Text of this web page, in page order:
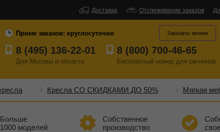
Доставка Отслеживание заказов
Прием заказов: круглосуточно
8 (495) 136-22-01
Для Москвы и области
8 (800) 700-46-65
Бесплатный номер для регионов
Заказать звонок
Кресла СО СКИДКАМИ ДО 50% Мягкая
Больше
1000 моделей
Собственное
производство